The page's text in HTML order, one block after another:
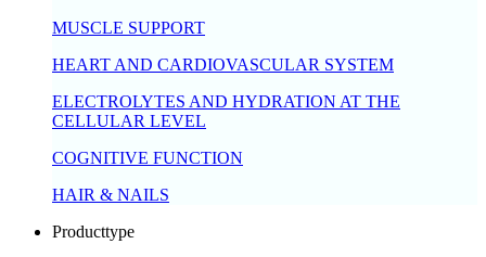
MUSCLE SUPPORT
HEART AND CARDIOVASCULAR SYSTEM
ELECTROLYTES AND HYDRATION AT THE
CELLULAR LEVEL
COGNITIVE FUNCTION
HAIR & NAILS
Producttype